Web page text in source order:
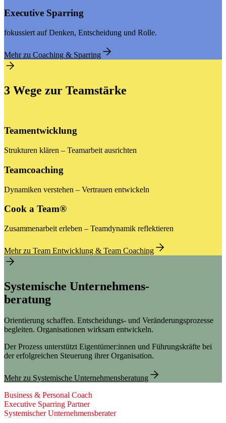
Executive Sparring
fokussiert auf Denken, Entscheidung und Rolle.
Mehr zu Coaching & Sparring
3 Wege zur Teamstärke
Teamentwicklung
Strukturen klären – Teamarbeit ausrichten
Teamcoaching
Dynamiken verstehen – Vertrauen entwickeln
Cook a Team®
Zusammenarbeit erleben – Teamdynamik reflektieren
Mehr zu Team Entwicklung & Team Coaching
Systemische Unternehmens-
beratung
Orientierung schaffen. Entscheidungs- und Veränderungsprozesse
begleiten. Organisationen wirksam entwickeln.
Der Prozess unterstützt Eigentümer:innen und Führungskräfte bei
der erfolgreichen Steuerung ihrer Organisation.
Mehr zu Systemische Unternehmensberatung
Business & Personal Coach
Executive Sparring Partner
Systemischer Unternehmens­berater